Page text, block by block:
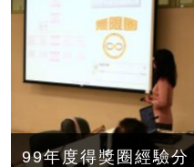
99年度得獎圈經驗分